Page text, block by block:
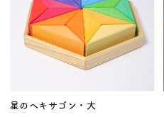
星のヘキサゴン・大